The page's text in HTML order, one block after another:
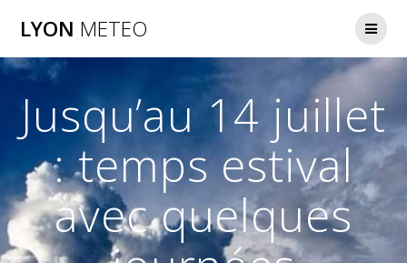
LYON METEO
Jusqu’au 14 juillet
: temps estival
avec quelques